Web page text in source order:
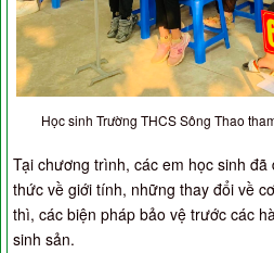
Học sinh Trường THCS Sông Thao
Tại chương trình, các em học sinh
thức về giới tính, những thay đổi về
thì, các biện pháp bảo vệ trước các
sinh sản.